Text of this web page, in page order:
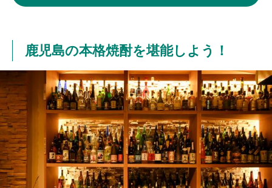
鹿児島の本格焼酎を堪能しよう！